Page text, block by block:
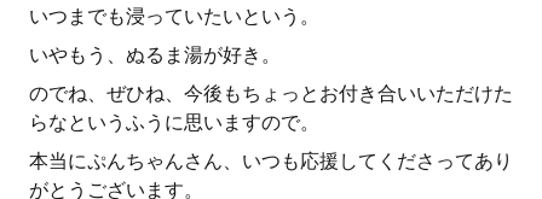
いつまでも浸っていたいという。
いやもう、ぬるま湯が好き。
のでね、ぜひね、今後もちょっとお付き合いいただけた
らなというふうに思いますので。
本当にぷんちゃんさん、いつも応援してくださってあり
がとうございます。